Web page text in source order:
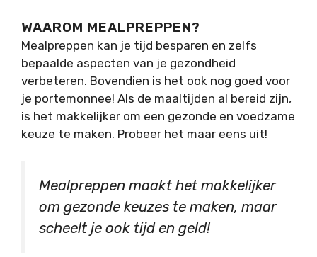
WAAROM MEALPREPPEN?
Mealpreppen kan je tijd besparen en zelfs
bepaalde aspecten van je gezondheid
verbeteren. Bovendien is het ook nog goed voor
je portemonnee! Als de maaltijden al bereid zijn,
is het makkelijker om een gezonde en voedzame
keuze te maken. Probeer het maar eens uit!
Mealpreppen maakt het makkelijker
om gezonde keuzes te maken, maar
scheelt je ook tijd en geld!